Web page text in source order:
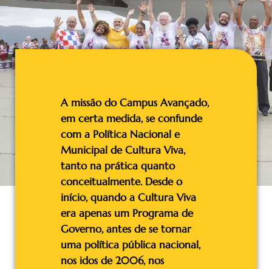
A missão do Campus Avançado,
em certa medida, se confunde
com a Política Nacional e
Municipal de Cultura Viva,
tanto na prática quanto
conceitualmente. Desde o
início, quando a Cultura Viva
era apenas um Programa de
Governo, antes de se tornar
uma política pública nacional,
nos idos de 2006, nos